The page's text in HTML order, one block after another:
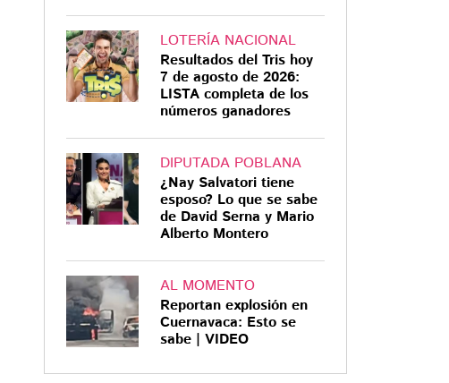
LOTERÍA NACIONAL
Resultados del Tris hoy
7 de agosto de 2026:
LISTA completa de los
números ganadores
DIPUTADA POBLANA
¿Nay Salvatori tiene
esposo? Lo que se sabe
de David Serna y Mario
Alberto Montero
AL MOMENTO
Reportan explosión en
Cuernavaca: Esto se
sabe | VIDEO